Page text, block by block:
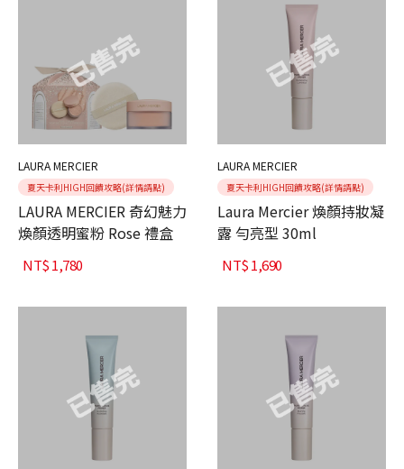
LAURA MERCIER
夏天卡利HIGH回饋攻略(詳情請點)
LAURA MERCIER 奇幻魅力
煥顏透明蜜粉 Rose 禮盒
NT$1,780
LAURA MERCIER
夏天卡利HIGH回饋攻略(詳情請點)
Laura Mercier 煥顏持妝凝
露 勻亮型 30ml
NT$1,690